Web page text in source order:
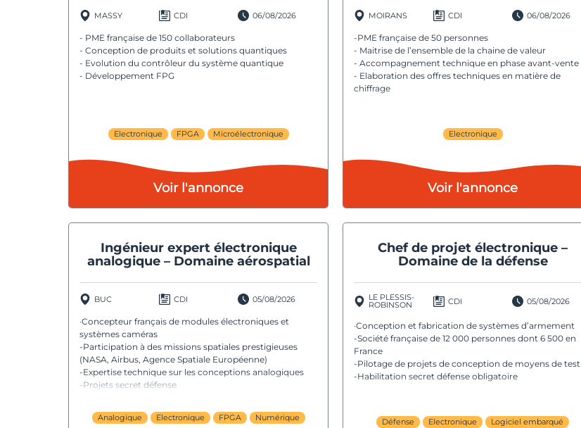
MASSY CDI 06/08/2026
- PME française de 150 collaborateurs
- Conception de produits et solutions quantiques
- Evolution du contrôleur du système quantique
- Développement FPG
Electronique FPGA Microélectronique
Voir l'annonce
MOIRANS CDI 06/08/2026
-PME française de 50 personnes
- Maitrise de l’ensemble de la chaine de valeur
- Accompagnement technique en phase avant-vente
- Elaboration des offres techniques en matière de
chiffrage
Electronique
Voir l'annonce
Ingénieur expert électronique
analogique – Domaine aérospatial
BUC CDI 05/08/2026
·Concepteur français de modules électroniques et
systèmes caméras
-Participation à des missions spatiales prestigieuses
(NASA, Airbus, Agence Spatiale Européenne)
-Expertise technique sur les conceptions analogiques
-Projets secret défense
Analogique Electronique FPGA Numérique
Chef de projet électronique –
Domaine de la défense
LE PLESSIS-
ROBINSON CDI 05/08/2026
·Conception et fabrication de systèmes d’armement
-Société française de 12 000 personnes dont 6 500 en
France
-Pilotage de projets de conception de moyens de test
-Habilitation secret défense obligatoire
Défense Electronique Logiciel embarqué